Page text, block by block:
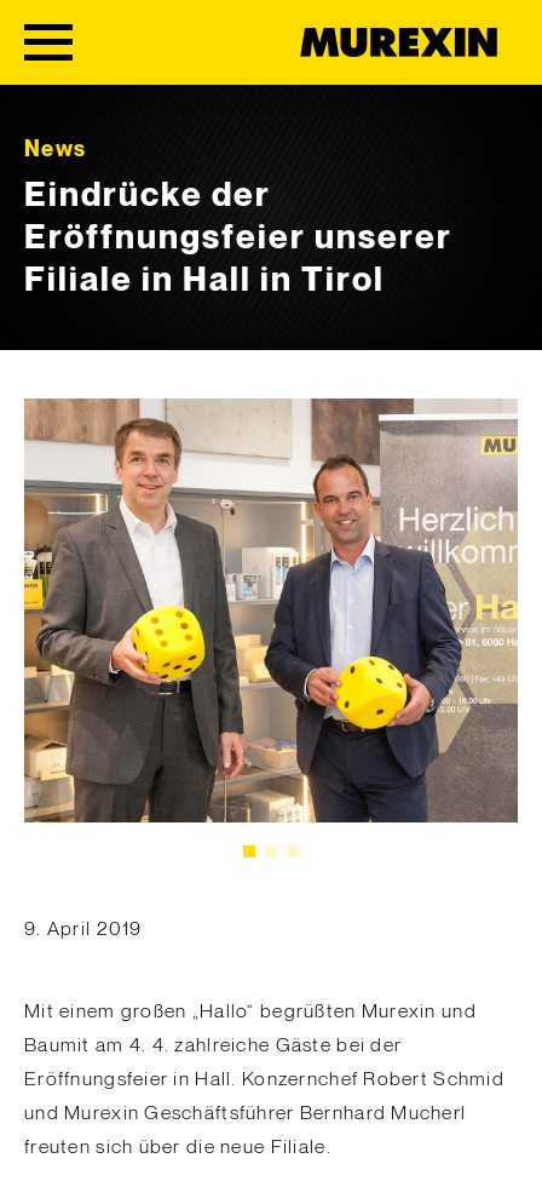
News
Eindrücke der
Eröffnungsfeier unserer
Filiale in Hall in Tirol
9. April 2019
Mit einem großen „Hallo“ begrüßten Murexin und
Baumit am 4. 4. zahlreiche Gäste bei der
Eröffnungsfeier in Hall. Konzernchef Robert Schmid
und Murexin Geschäftsführer Bernhard Mucherl
freuten sich über die neue Filiale.